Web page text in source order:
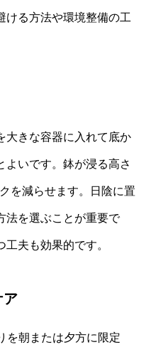
ける方法や環境整備の工
大きな容器に入れて底か
よいです。鉢が浸る高さ
を減らせます。日陰に置
法を選ぶことが重要で
夫も効果的です。
ア
を朝または夕方に限定